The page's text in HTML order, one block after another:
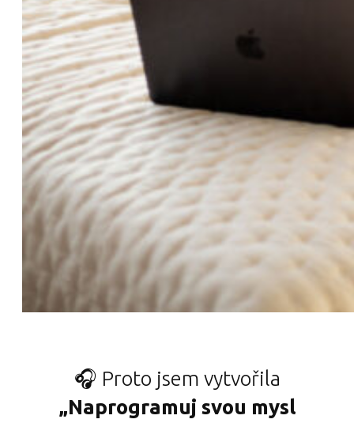
🎧 Proto jsem vytvořila
„Naprogramuj svou mysl